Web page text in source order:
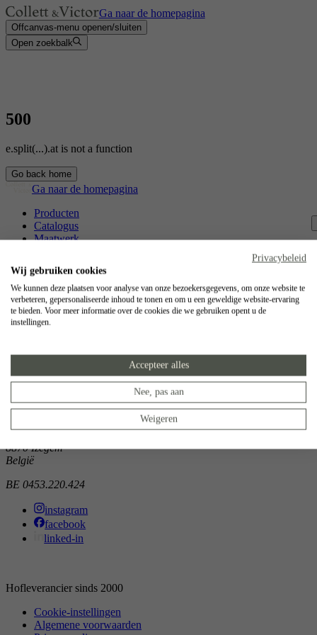
Ga naar de homepagina
Offcanvas-menu openen/sluiten
Open zoekbalk
500
e.split(...).at is not a function
Go back home
Ga naar de homepagina
Producten
Catalogus
Maatwerk
Vakmanschap
Jobs
Collett & Victor
8500 Kortrijk
België
Atelier
8870 Izegem
België
BE 0453.220.424
instagram
facebook
linked-in
Hofleverancier sinds 2000
Cookie-instellingen
Algemene voorwaarden
Privacybeleid
Wij gebruiken cookies
We kunnen deze plaatsen voor analyse van onze bezoekersgegevens, om onze website te
verbeteren, gepersonaliseerde inhoud te tonen en om u een geweldige website-ervaring
te bieden. Voor meer informatie over de cookies die we gebruiken opent u de
instellingen.
Accepteer alles
Nee, pas aan
Weigeren